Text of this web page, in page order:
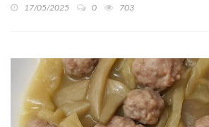
17/05/2025 0 703